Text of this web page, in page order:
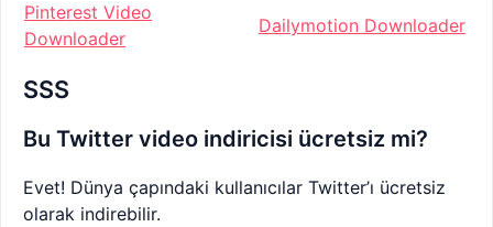
Pinterest Video
Downloader
Dailymotion Downloader
SSS
Bu Twitter video indiricisi ücretsiz mi?
Evet! Dünya çapındaki kullanıcılar Twitter’ı ücretsiz
olarak indirebilir.